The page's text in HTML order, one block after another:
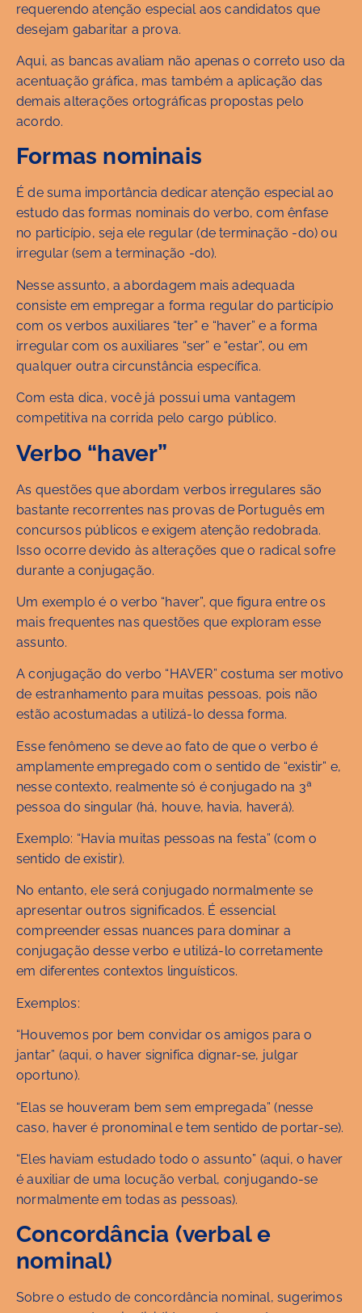
requerendo atenção especial aos candidatos que
desejam gabaritar a prova.
Aqui, as bancas avaliam não apenas o correto uso da
acentuação gráfica, mas também a aplicação das
demais alterações ortográficas propostas pelo
acordo.
Formas nominais
É de suma importância dedicar atenção especial ao
estudo das formas nominais do verbo, com ênfase
no particípio, seja ele regular (de terminação -do) ou
irregular (sem a terminação -do).
Nesse assunto, a abordagem mais adequada
consiste em empregar a forma regular do particípio
com os verbos auxiliares “ter” e “haver” e a forma
irregular com os auxiliares “ser” e “estar”, ou em
qualquer outra circunstância específica.
Com esta dica, você já possui uma vantagem
competitiva na corrida pelo cargo público.
Verbo “haver”
As questões que abordam verbos irregulares são
bastante recorrentes nas provas de Português em
concursos públicos e exigem atenção redobrada.
Isso ocorre devido às alterações que o radical sofre
durante a conjugação.
Um exemplo é o verbo “haver”, que figura entre os
mais frequentes nas questões que exploram esse
assunto.
A conjugação do verbo “HAVER” costuma ser motivo
de estranhamento para muitas pessoas, pois não
estão acostumadas a utilizá-lo dessa forma.
Esse fenômeno se deve ao fato de que o verbo é
amplamente empregado com o sentido de “existir” e,
nesse contexto, realmente só é conjugado na 3ª
pessoa do singular (há, houve, havia, haverá).
Exemplo: “Havia muitas pessoas na festa” (com o
sentido de existir).
No entanto, ele será conjugado normalmente se
apresentar outros significados. É essencial
compreender essas nuances para dominar a
conjugação desse verbo e utilizá-lo corretamente
em diferentes contextos linguísticos.
Exemplos:
“Houvemos por bem convidar os amigos para o
jantar” (aqui, o haver significa dignar-se, julgar
oportuno).
“Elas se houveram bem sem empregada” (nesse
caso, haver é pronominal e tem sentido de portar-se).
“Eles haviam estudado todo o assunto” (aqui, o haver
é auxiliar de uma locução verbal, conjugando-se
normalmente em todas as pessoas).
Concordância (verbal e
nominal)
Sobre o estudo de concordância nominal, sugerimos